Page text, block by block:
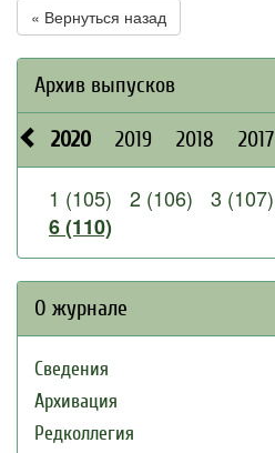
« Вернуться назад
Архив выпусков
2020 2019 2018 2017
1 (105) 2 (106) 3 (107)
6 (110)
О журнале
Сведения
Архивация
Редколлегия